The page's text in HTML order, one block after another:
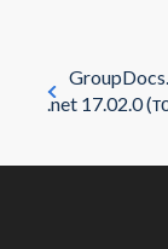
.net 17.02.0